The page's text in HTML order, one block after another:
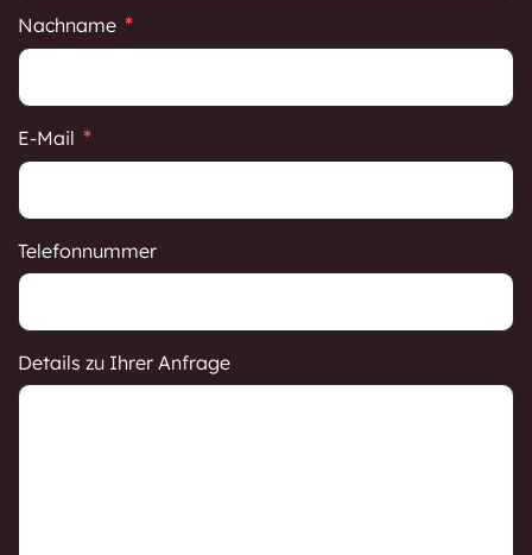
Nachname
E-Mail
Telefonnummer
Details zu Ihrer Anfrage